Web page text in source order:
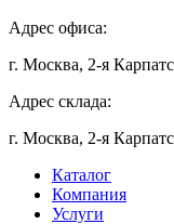
Адрес офиса:
г. Москва, 2-я
Адрес склада:
г. Москва, 2-я
Каталог
Компания
Услуги